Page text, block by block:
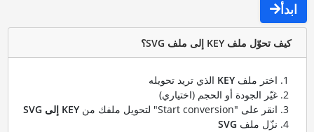
ابدأ
كيف تحوّل ملف KEY إلى ملف SVG؟
اختر ملف KEYالذي تريد تحويله
غيّر الجودة أو الحجم (اختياري)
انقر على "Start conversion" لتحويل ملفك من
KEY إلى SVG
نزّل ملف SVG